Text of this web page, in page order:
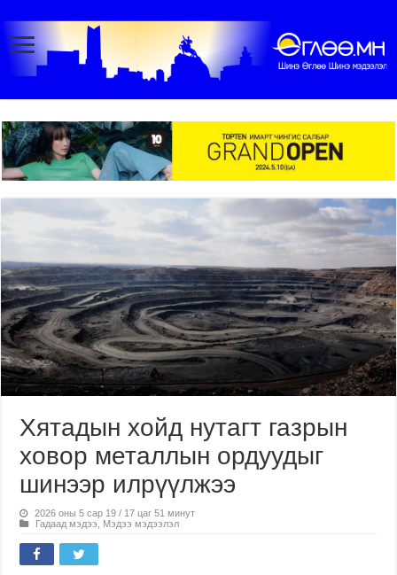
Хятадын хойд нутагт газрын
ховор металлын ордуудыг
шинээр илрүүлжээ
2026 оны 5 сар 19 / 17 цаг 51 минут
Гадаад мэдээ
Мэдээ мэдээлэл